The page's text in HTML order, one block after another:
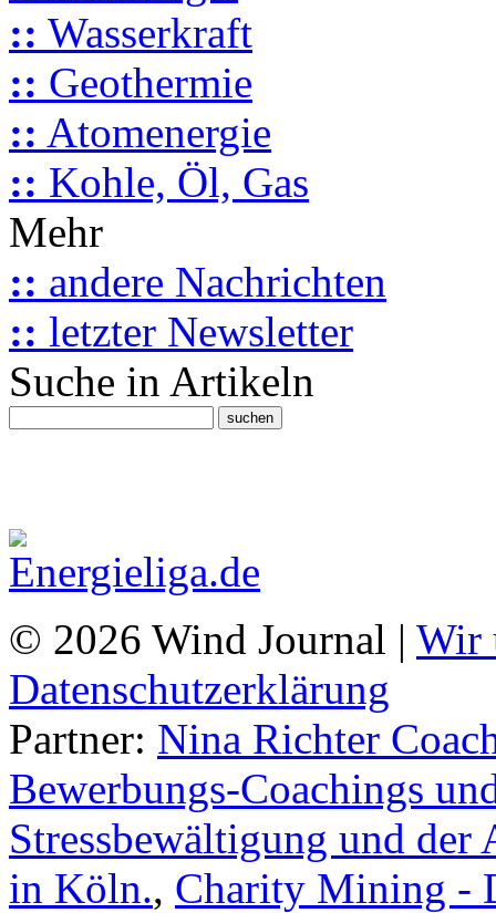
:: Wasserkraft
:: Geothermie
:: Atomenergie
:: Kohle, Öl, Gas
Mehr
:: andere Nachrichten
:: letzter Newsletter
Suche in Artikeln
© 2026 Wind Journal | Wir
Datenschutzerklärung
Partner: Nina Richter
Bewerbungs-Coachings
Stressbewältigung und
in Köln., Charity Mining -